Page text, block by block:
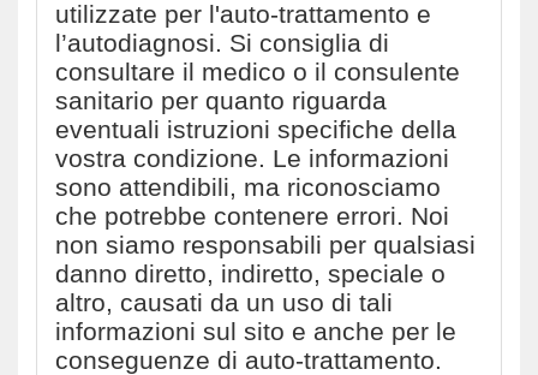
utilizzate per l'auto-trattamento e
l’autodiagnosi. Si consiglia di
consultare il medico o il consulente
sanitario per quanto riguarda
eventuali istruzioni specifiche della
vostra condizione. Le informazioni
sono attendibili, ma riconosciamo
che potrebbe contenere errori. Noi
non siamo responsabili per qualsiasi
danno diretto, indiretto, speciale o
altro, causati da un uso di tali
informazioni sul sito e anche per le
conseguenze di auto-trattamento.